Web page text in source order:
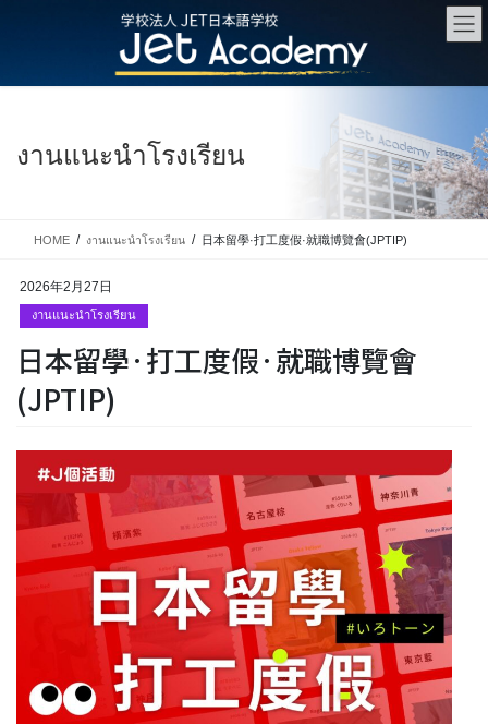
งานแนะนำโรงเรียน
HOME งานแนะนำโรงเรียน 日本留學·打工度假·就職博覽會(JPTIP)
2026年2月27日
งานแนะนำโรงเรียน
日本留學·打工度假·就職博覽會
(JPTIP)